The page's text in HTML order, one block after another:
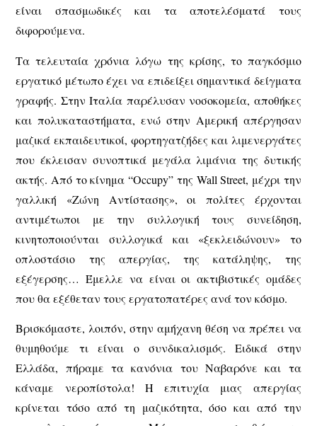
είναι σπασμωδικές και τα αποτελέσματά τους
διφορούμενα.
Τα τελευταία χρόνια λόγω της κρίσης, το παγκόσμιο
εργατικό μέτωπο έχει να επιδείξει σημαντικά δείγματα
γραφής. Στην Ιταλία παρέλυσαν νοσοκομεία, αποθήκες
και πολυκαταστήματα, ενώ στην Αμερική απέργησαν
μαζικά εκπαιδευτικοί, φορτηγατζήδες και λιμενεργάτες
που έκλεισαν συνοπτικά μεγάλα λιμάνια της δυτικής
ακτής. Από το κίνημα “Occupy” της Wall Street, μέχρι την
γαλλική «Ζώνη Αντίστασης», οι πολίτες έρχονται
αντιμέτωποι με την συλλογική τους συνείδηση,
κινητοποιούνται συλλογικά και «ξεκλειδώνουν» το
οπλοστάσιο της απεργίας, της κατάληψης, της
εξέγερσης… Έμελλε να είναι οι ακτιβιστικές ομάδες
που θα εξέθεταν τους εργατοπατέρες ανά τον κόσμο.
Βρισκόμαστε, λοιπόν, στην αμήχανη θέση να πρέπει να
θυμηθούμε τι είναι ο συνδικαλισμός. Ειδικά στην
Ελλάδα, πήραμε τα κανόνια του Ναβαρόνε και τα
κάναμε νεροπίστολα! Η επιτυχία μιας απεργίας
κρίνεται τόσο από τη μαζικότητα, όσο και από την